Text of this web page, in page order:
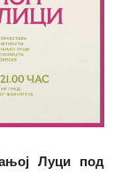
Луци под